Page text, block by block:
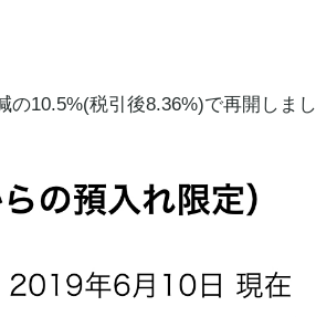
の10.5%(税引後8.36%)で再開しまし